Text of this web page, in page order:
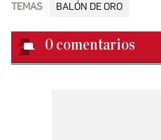
TEMAS BALÓN DE ORO
0 comentarios